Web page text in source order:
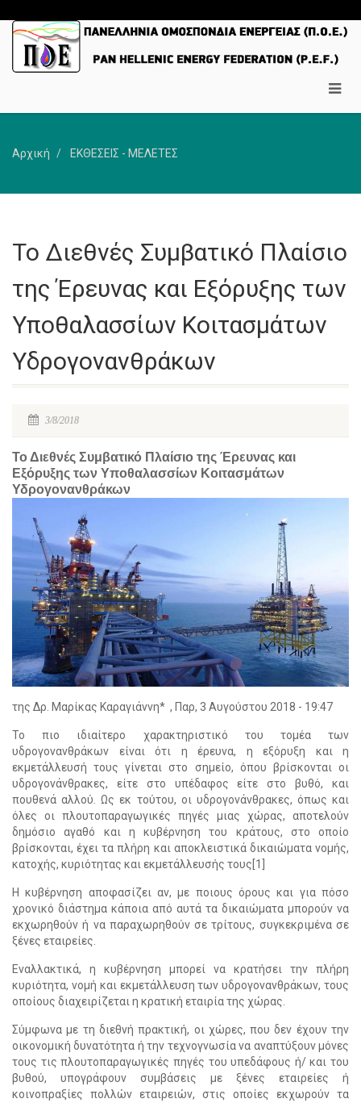
Αρχική ΕΚΘΕΣΕΙΣ - ΜΕΛΕΤΕΣ
Το Διεθνές Συμβατικό Πλαίσιο
της Έρευνας και Εξόρυξης των
Υποθαλασσίων Κοιτασμάτων
Υδρογονανθράκων
3/8/2018
Το Διεθνές Συμβατικό Πλαίσιο της Έρευνας και
Εξόρυξης των Υποθαλασσίων Κοιτασμάτων
Υδρογονανθράκων
της Δρ. Μαρίκας Καραγιάννη* , Παρ, 3 Αυγούστου 2018 - 19:47
Το πιο ιδιαίτερο χαρακτηριστικό του τομέα των
υδρογονανθράκων είναι ότι η έρευνα, η εξόρυξη και η
εκμετάλλευσή τους γίνεται στο σημείο, όπου βρίσκονται οι
υδρογονάνθρακες, είτε στο υπέδαφος είτε στο βυθό, και
πουθενά αλλού. Ως εκ τούτου, οι υδρογονάνθρακες, όπως και
όλες οι πλουτοπαραγωγικές πηγές μιας χώρας, αποτελούν
δημόσιο αγαθό και η κυβέρνηση του κράτους, στο οποίο
βρίσκονται, έχει τα πλήρη και αποκλειστικά δικαιώματα νομής,
κατοχής, κυριότητας και εκμετάλλευσής τους[1]
Η κυβέρνηση αποφασίζει αν, με ποιους όρους και για πόσο
χρονικό διάστημα κάποια από αυτά τα δικαιώματα μπορούν να
εκχωρηθούν ή να παραχωρηθούν σε τρίτους, συγκεκριμένα σε
ξένες εταιρείες.
Εναλλακτικά, η κυβέρνηση μπορεί να κρατήσει την πλήρη
κυριότητα, νομή και εκμετάλλευση των υδρογονανθράκων, τους
οποίους διαχειρίζεται η κρατική εταιρία της χώρας.
Σύμφωνα με τη διεθνή πρακτική, οι χώρες, που δεν έχουν την
οικονομική δυνατότητα ή την τεχνογνωσία να αναπτύξουν μόνες
τους τις πλουτοπαραγωγικές πηγές του υπεδάφους ή/ και του
βυθού, υπογράφουν συμβάσεις με ξένες εταιρείες ή
κοινοπραξίες πολλών εταιρειών, στις οποίες εκχωρούν τα